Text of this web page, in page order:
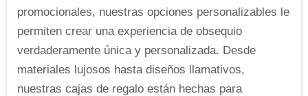
promocionales, nuestras opciones personalizables le
permiten crear una experiencia de obsequio
verdaderamente única y personalizada. Desde
materiales lujosos hasta diseños llamativos,
nuestras cajas de regalo están hechas para